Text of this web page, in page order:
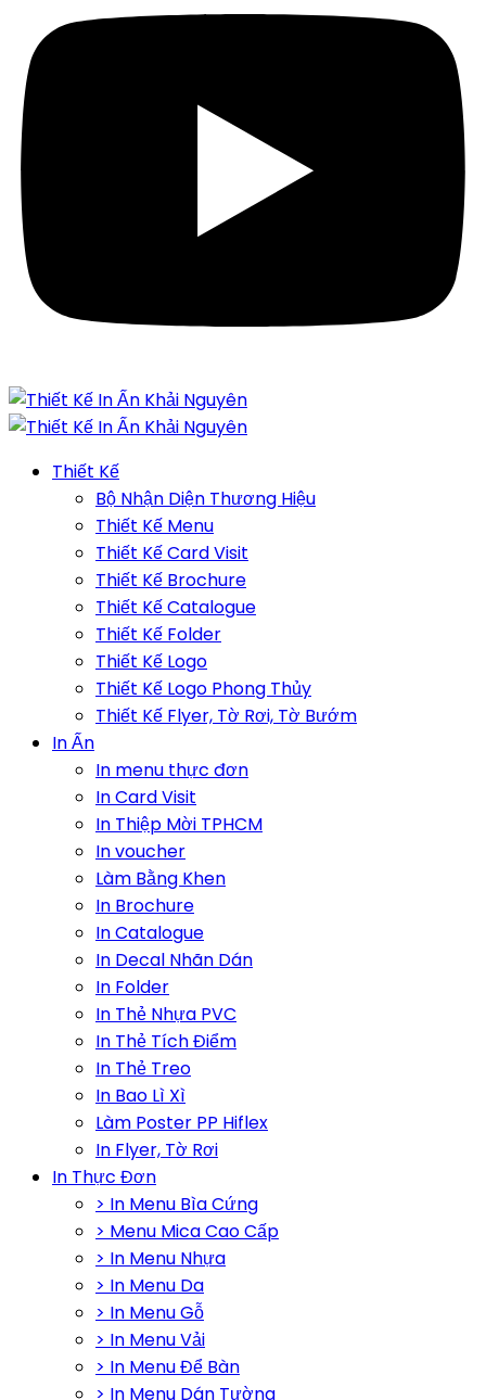
Thiết Kế
Bộ Nhận Diện Thương Hiệu
Thiết Kế Menu
Thiết Kế Card Visit
Thiết Kế Brochure
Thiết Kế Catalogue
Thiết Kế Folder
Thiết Kế Logo
Thiết Kế Logo Phong Thủy
Thiết Kế Flyer, Tờ Rơi, Tờ Bướm
In Ấn
In menu thực đơn
In Card Visit
In Thiệp Mời TPHCM
In voucher
Làm Bằng Khen
In Brochure
In Catalogue
In Decal Nhãn Dán
In Folder
In Thẻ Nhựa PVC
In Thẻ Tích Điểm
In Thẻ Treo
In Bao Lì Xì
Làm Poster PP Hiflex
In Flyer, Tờ Rơi
In Thực Đơn
> In Menu Bìa Cứng
> Menu Mica Cao Cấp
> In Menu Nhựa
> In Menu Da
> In Menu Gỗ
> In Menu Vải
> In Menu Để Bàn
> In Menu Dán Tường